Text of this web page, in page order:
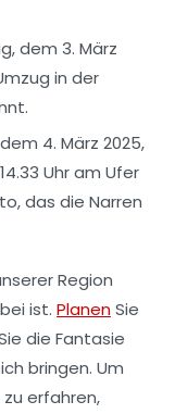
dem 3. März
in der
4. März 2025,
Uhr am Ufer
das die Narren
Region
ist. PlanenSie
die Fantasie
bringen. Um
erfahren,